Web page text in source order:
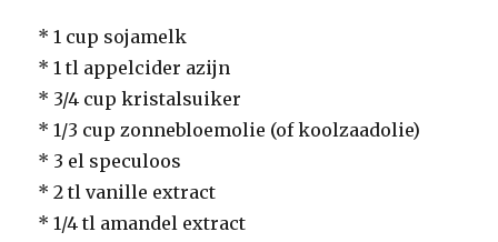
* 1 cup sojamelk
* 1 tl appelcider azijn
* 3/4 cup kristalsuiker
* 1/3 cup zonnebloemolie (of koolzaadolie)
* 3 el speculoos
* 2 tl vanille extract
* 1/4 tl amandel extract